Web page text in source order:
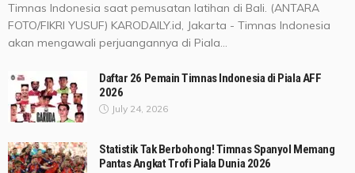
Timnas Indonesia saat pemusatan latihan di Bali. (ANTARA
FOTO/FIKRI YUSUF) KARODAILY.id, Jakarta - Timnas Indonesia
akan mengawali perjuangannya di Piala...
Daftar 26 Pemain Timnas Indonesia di Piala AFF
2026
July 24, 2026
Statistik Tak Berbohong! Timnas Spanyol Memang
Pantas Angkat Trofi Piala Dunia 2026